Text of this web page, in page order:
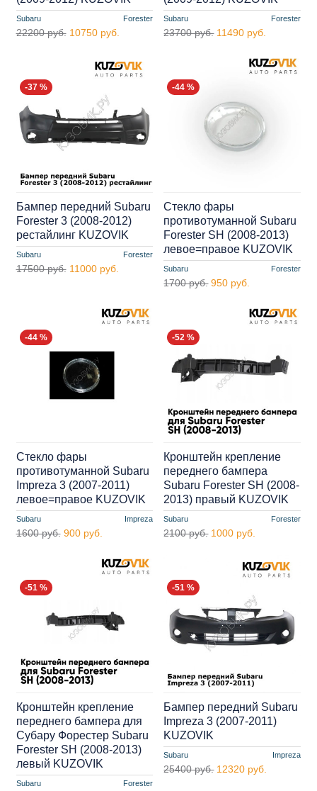
Subaru Forester
22200 руб. 10750 руб.
Subaru Forester
23700 руб. 11490 руб.
-37 %
Subaru Forester
Бампер передний Subaru
Forester 3 (2008-2012)
рестайлинг KUZOVIK
17500 руб. 11000 руб.
-44 %
Subaru Forester
Стекло фары
противотуманной Subaru
Forester SH (2008-2013)
левое=правое KUZOVIK
1700 руб. 950 руб.
-44 %
Subaru Impreza
Стекло фары
противотуманной Subaru
Impreza 3 (2007-2011)
левое=правое KUZOVIK
1600 руб. 900 руб.
-52 %
Subaru Forester
Кронштейн крепление
переднего бампера
Subaru Forester SH (2008-
2013) правый KUZOVIK
2100 руб. 1000 руб.
-51 %
Subaru Forester
Кронштейн крепление
переднего бампера для
Субару Форестер Subaru
Forester SH (2008-2013)
левый KUZOVIK
-51 %
Subaru Impreza
Бампер передний Subaru
Impreza 3 (2007-2011)
KUZOVIK
25400 руб. 12320 руб.